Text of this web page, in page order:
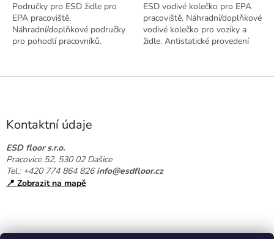
Područky pro ESD židle pro
EPA pracoviště.
Náhradní/doplňkové područky
pro pohodlí pracovníků.
ESD vodivé kolečko pro EPA
pracoviště. Náhradní/doplňkové
vodivé kolečko pro vozíky a
židle. Antistatické provedení
Z
Kontaktní údaje
ESD floor s.r.o.
Pracovice 52, 530 02 Dašice
Tel.: +420 774 864 826info@esdfloor.cz
📍 Zobrazit na mapě